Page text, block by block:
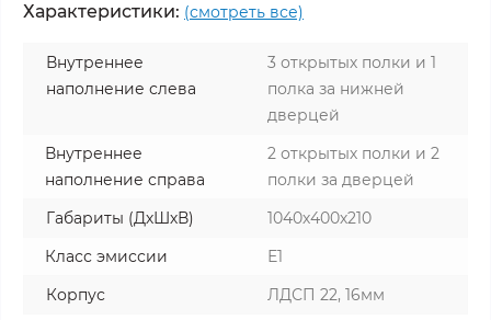
Характеристики: (смотреть все)
Внутреннее
наполнение слева
3 открытых полки и 1
полка за нижней
дверцей
Внутреннее
наполнение справа
2 открытых полки и 2
полки за дверцей
Габариты (ДхШхВ)
1040х400х210
Класс эмиссии
Е1
Корпус
ЛДСП 22, 16мм